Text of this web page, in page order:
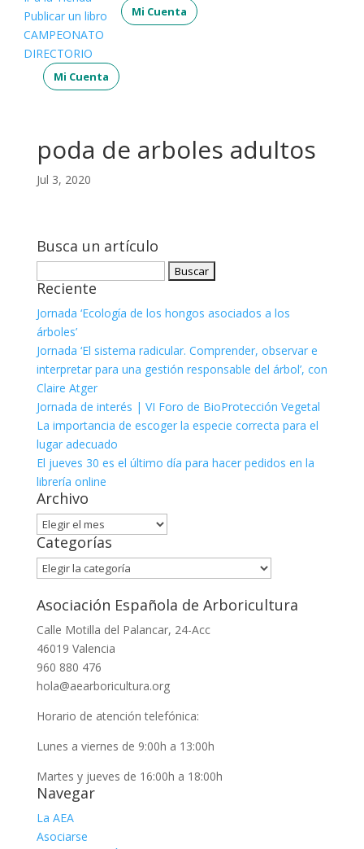
Publicar un libro
CAMPEONATO
DIRECTORIO
Mi Cuenta
Mi Cuenta
poda de arboles adultos
Jul 3, 2020
Busca un artículo
Reciente
Jornada ‘Ecología de los hongos asociados a los
árboles’
Jornada ‘El sistema radicular. Comprender, observar e
interpretar para una gestión responsable del árbol’, con
Claire Atger
Jornada de interés | VI Foro de BioProtección Vegetal
La importancia de escoger la especie correcta para el
lugar adecuado
El jueves 30 es el último día para hacer pedidos en la
librería online
Archivo
Archivo
Categorías
Categorías
Asociación Española de Arboricultura
Calle Motilla del Palancar, 24-Acc
46019 Valencia
960 880 476
hola@aearboricultura.org
Horario de atención telefónica:
Lunes a viernes de 9:00h a 13:00h
Martes y jueves de 16:00h a 18:00h
Navegar
La AEA
Asociarse